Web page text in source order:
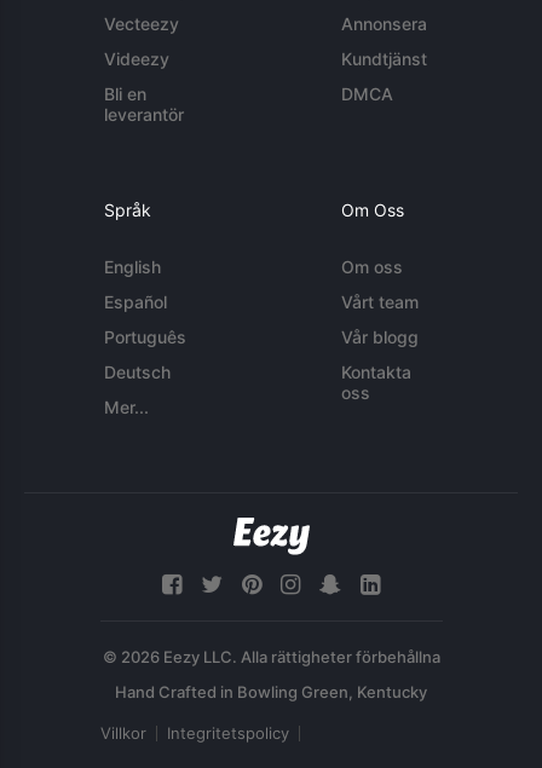
Vecteezy
Videezy
Bli en
leverantör
Annonsera
Kundtjänst
DMCA
Språk
English
Español
Português
Deutsch
Mer...
Om Oss
Om oss
Vårt team
Vår blogg
Kontakta
oss
© 2026 Eezy LLC. Alla rättigheter förbehållna
Villkor Integritetspolicy